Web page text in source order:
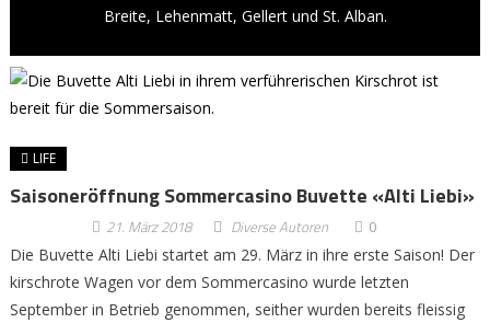
Breite, Lehenmatt, Gellert und St. Alban.
LIFE
Saisoneröffnung Sommercasino Buvette «Alti Liebi»
21. März 2018 Diverse Autoren 0
Die Buvette Alti Liebi startet am 29. März in ihre erste Saison! Der
kirschrote Wagen vor dem Sommercasino wurde letzten
September in Betrieb genommen, seither wurden bereits fleissig